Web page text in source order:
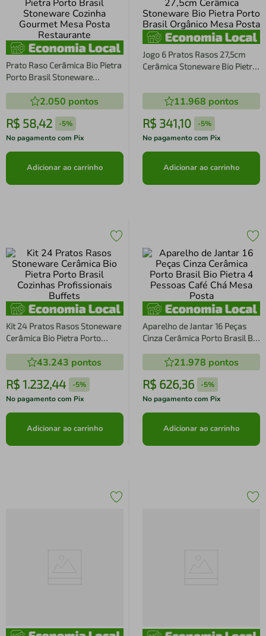
Prato Raso Cerâmica Bio Pietra
Porto Brasil Stoneware
Restaurante2.050 pontos
R$ 58,42 -5%
No pagamento com Pix
Adicionar ao carrinho
Jogo 6 Pratos Rasos 27,5cm
Cerâmica Stoneware Bio Pietra
11.968 pontos
R$ 341,10 -5%
No pagamento com Pix
Adicionar ao carrinho
Kit 24 Pratos Rasos Stoneware
Cerâmica Bio Pietra Porto
Buffets 43.243 pontos
R$ 1.232,44 -5%
No pagamento com Pix
Adicionar ao carrinho
Aparelho de Jantar 16 Peças
Cinza Cerâmica Porto Brasil Bio
Mesa Posta21.978 pontos
R$ 626,36 -5%
No pagamento com Pix
Adicionar ao carrinho